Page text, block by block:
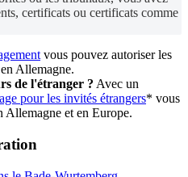
certificats ou certificats comme
vous pouvez autoriser les
Allemagne.
de l'étranger ? Avec un
pour les invités étrangers* vous
Allemagne et en Europe.